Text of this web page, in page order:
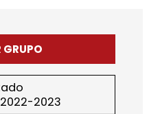
GRUPO
2023